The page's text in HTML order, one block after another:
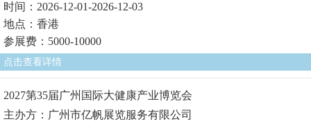
时间：2026-12-01-2026-12-03
地点：香港
参展费：5000-10000
点击查看详情
2027第35届广州国际大健康产业博览会
主办方：广州市亿帆展览服务有限公司